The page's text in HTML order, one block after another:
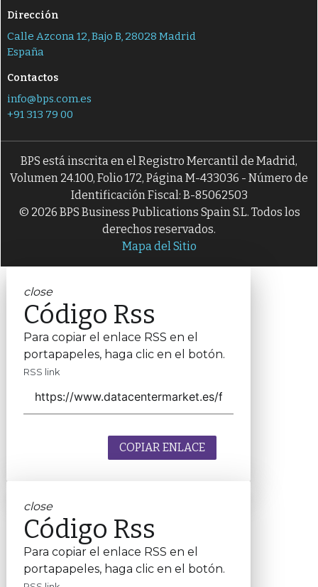
Dirección
Calle Azcona 12, Bajo B, 28028 Madrid
España
Contactos
info@bps.com.es
+91 313 79 00
BPS está inscrita en el Registro Mercantil de Madrid,
Volumen 24.100, Folio 172, Página M-433036 - Número de
Identificación Fiscal: B-85062503
© 2026 BPS Business Publications Spain S.L. Todos los
derechos reservados.
Mapa del Sitio
close
Código Rss
Para copiar el enlace RSS en el
portapapeles, haga clic en el botón.
RSS link
COPIAR ENLACE
close
Código Rss
Para copiar el enlace RSS en el
portapapeles, haga clic en el botón.